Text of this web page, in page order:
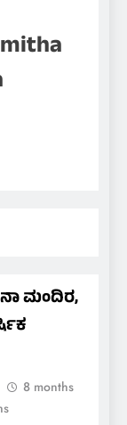
ಮಂದಿರ,
8 months